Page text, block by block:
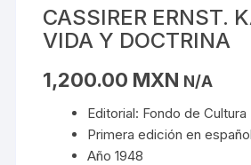
CASSIRER ERNST.
VIDA Y DOCTRINA
1,200.00 MXN N/A
Editorial: Fondo de
Primera edición en español
Año 1948